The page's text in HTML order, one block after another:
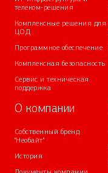
телеком-решения
Комплексные решения для
ЦОД
Программное обеспечение
Комплексная безопасность
Сервис и техническая
поддержка
О компании
Собственный бренд
"Необайт"
История